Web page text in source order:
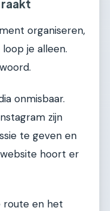
organiseren,
je alleen.
onmisbaar.
zijn
te geven en
hoort er
route en het